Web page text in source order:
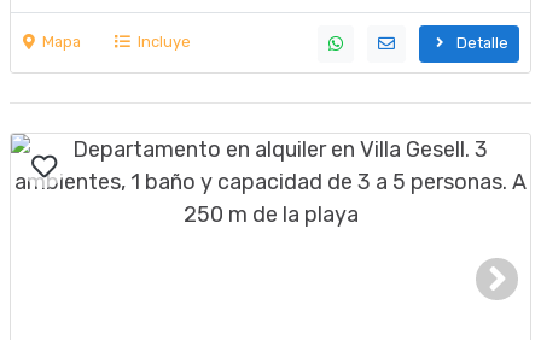
Mapa Incluye Detalle